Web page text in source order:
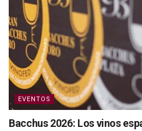
EVENTOS
Bacchus 2026: Los vinos